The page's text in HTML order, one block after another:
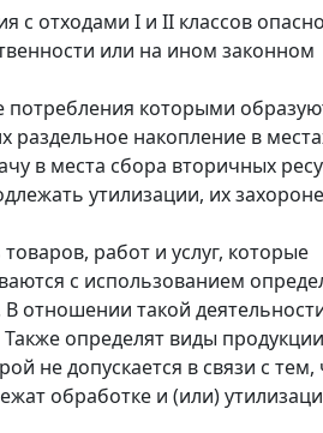
с отходами I и II классов
или на ином законном
потребления которыми
накопление в
в места сбора вторичных
утилизации, их
работ и услуг, которые
с использованием
отношении такой
определят виды
не допускается в связи с тем,
обработке и (или)